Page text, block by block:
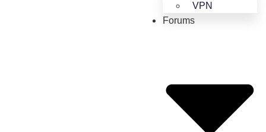
VPN
Forums